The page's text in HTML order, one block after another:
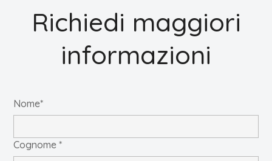
Richiedi maggiori
informazioni
Nome*
Cognome *